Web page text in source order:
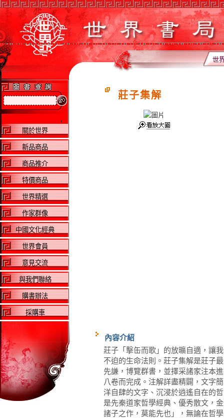
世
關於世界
新品商品
商品推介
特價商品
世界精選
作家群像
中國文化經典
世界會員
意見交流
與我們聯絡
購書辦法
採購車
莊子集解
內容介紹
莊子「擊缶而歌」的放曠自適，讓
不迫的生命法則。莊子集解是莊子
先謙，博覽群書，並擇采諸家注本
八卷而完成。注解詳盡精闢，文字
洋自肆的文字、沉浸於逍遙自在的
是先秦道家哲學經典、優秀散文，
諸子之作，莫能先也」，無論在哲